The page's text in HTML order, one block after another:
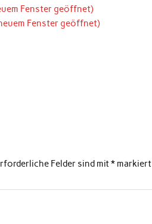
Fenster geöffnet)
Fenster geöffnet)
Felder sind mit* markiert